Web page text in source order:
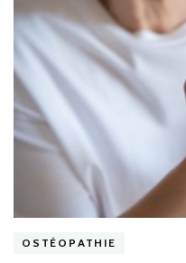
OSTÉOPATHIE